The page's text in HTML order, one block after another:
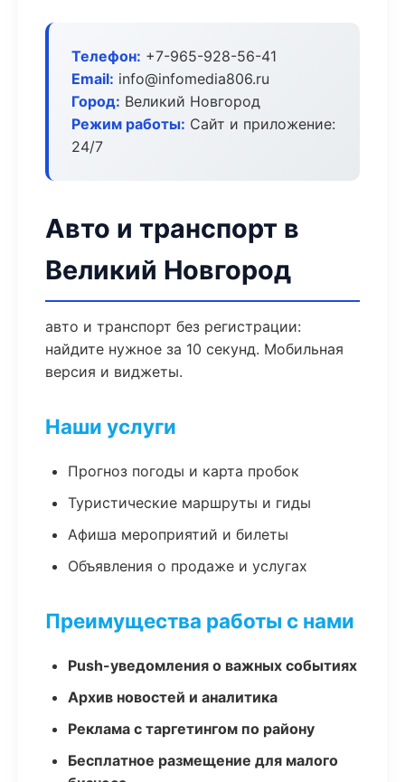
Телефон: +7-965-928-56-41
Email: info@infomedia806.ru
Город: Великий Новгород
Режим работы: Сайт и приложение:
24/7
Авто и транспорт в
Великий Новгород
авто и транспорт без регистрации:
найдите нужное за 10 секунд. Мобильная
версия и виджеты.
Наши услуги
Прогноз погоды и карта пробок
Туристические маршруты и гиды
Афиша мероприятий и билеты
Объявления о продаже и услугах
Преимущества работы с нами
Push-уведомления о важных событиях
Архив новостей и аналитика
Реклама с таргетингом по району
Бесплатное размещение для малого